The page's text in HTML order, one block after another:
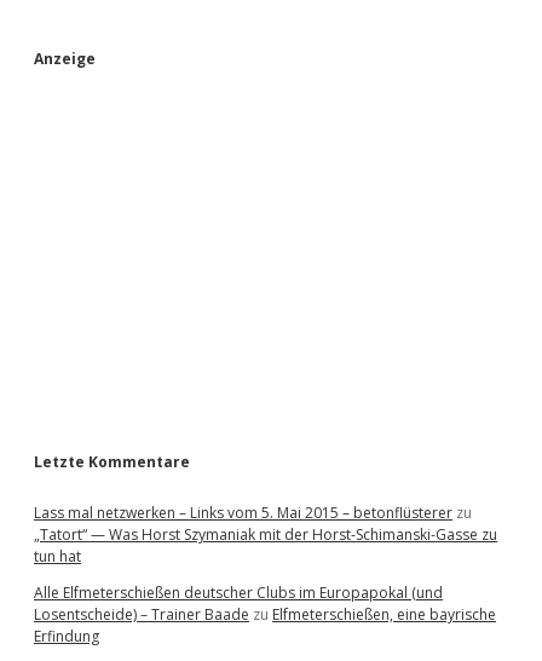
S
Anzeige
Letzte Kommentare
Lass mal netzwerken – Links vom 5. Mai 2015 – betonflüsterer zu
„Tatort“ — Was Horst Szymaniak mit der Horst-Schimanski-Gasse zu
tun hat
Alle Elfmeterschießen deutscher Clubs im Europapokal (und
Losentscheide) – Trainer Baade zu Elfmeterschießen, eine bayrische
Erfindung